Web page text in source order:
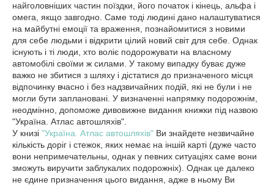
найголовніших частин поїздки, його початок і кінець, альфа і
омега, якщо завгодно. Саме тоді людині дано налаштуватися
на майбутні емоції та враження, познайомитися з новими
для себе людьми і відкрити цілий новий світ для себе. Однак
існують і ті люди, хто воліє подорожувати на власному
автомобілі своїми ж силами. У такому випадку буває дуже
важко не збитися з шляху і дістатися до призначеного місця
відпочинку вчасно і без надзвичайних подій, які не були і не
могли бути заплановані. У визначенні напрямку подорожнім,
неодмінно, допоможе дивовижне видання книжки під назвою
"Україна. Атлас автошляхів".
У книзі "Україна. Атлас автошляхів" Ви знайдете незвичайне
кількість доріг і стежок, яких немає на іншій карті (дуже часто
вони непримечательны, однак у певних ситуаціях саме вони
зможуть виручити заблукалих подорожніх). Однак це далеко
не єдине призначення цього видання, адже в ньому Ви